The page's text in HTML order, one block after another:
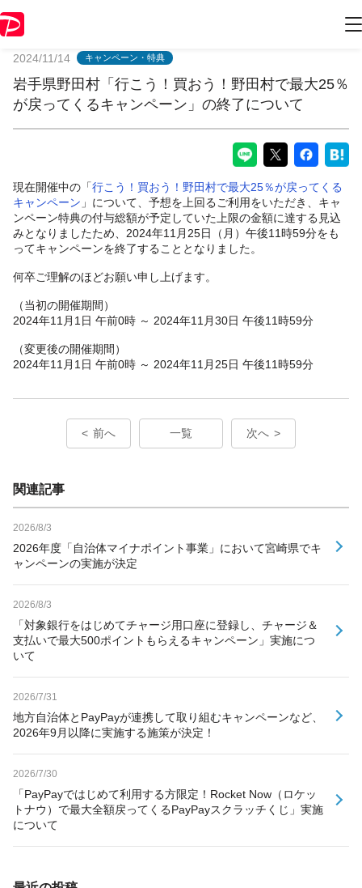
2024/11/14 キャンペーン・特典
岩手県野田村「行こう！買おう！野田村で最大25％
が戻ってくるキャンペーン」の終了について
現在開催中の「行こう！買おう！野田村で最大25％が戻ってくる
キャンペーン 」について、予想を上回るご利用をいただき、キャ
ンペーン特典の付与総額が予定していた上限の金額に達する見込
みとなりましたため、2024年11月25日（月）午後11時59分をも
ってキャンペーンを終了することとなりました。
何卒ご理解のほどお願い申し上げます。
（当初の開催期間）
2024年11月1日 午前0時 ～ 2024年11月30日 午後11時59分
（変更後の開催期間）
2024年11月1日 午前0時 ～ 2024年11月25日 午後11時59分
前へ 一覧 次へ
関連記事
2026/8/3
2026年度「自治体マイナポイント事業」において宮崎県でキ
ャンペーンの実施が決定
2026/8/3
「対象銀行をはじめてチャージ用口座に登録し、チャージ＆
支払いで最大500ポイントもらえるキャンペーン」実施につ
いて
2026/7/31
地方自治体とPayPayが連携して取り組むキャンペーンなど、
2026年9月以降に実施する施策が決定！
2026/7/30
「PayPayではじめて利用する方限定！Rocket Now（ロケッ
トナウ）で最大全額戻ってくるPayPayスクラッチくじ」実施
について